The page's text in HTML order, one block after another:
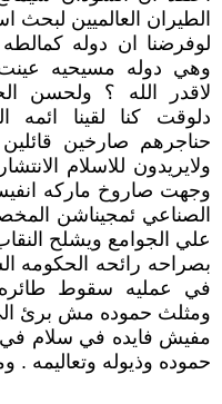
الطيران العالميين لبحث
لوفرضنا ان دوله
وهي دوله مسيحيه
لاقدر الله ؟ ولحسن
دلوقت كنا لقينا ائمه
حناجرهم صارخين
ولايريدون للاسلام
وجهت صاروخ ماركه
الصناعي ئمجيناشن
علي الجوامع ويشلح
بصراحه رائحه الحكومه
في عمليه سقوط
ومثلث حموده مش برئ
مفيش فايده في سلام في
حموده وذيوله وتعاليمه